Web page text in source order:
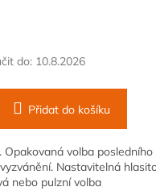
do: 10.8.2026
Přidat do košíku
Opakovaná volba posledního
Nastavitelná
nebo pulzní volba